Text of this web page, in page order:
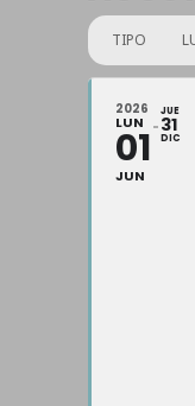
TIPO
2026
LUN
01
JUN
JUE
31
DIC